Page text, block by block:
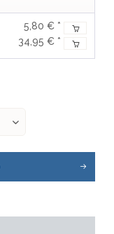
5,80 € *
34,95 € *